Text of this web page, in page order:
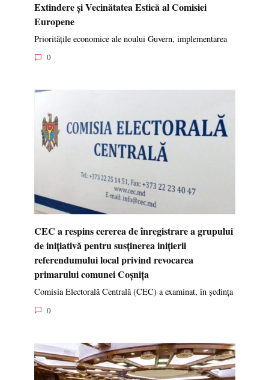
Extindere și Vecinătatea Estică al Comisiei
Europene
Prioritățile economice ale noului Guvern, implementarea
0
CEC a respins cererea de înregistrare a grupului
de inițiativă pentru susținerea inițierii
referendumului local privind revocarea
primarului comunei Coșnița
Comisia Electorală Centrală (CEC) a examinat, în ședința
0